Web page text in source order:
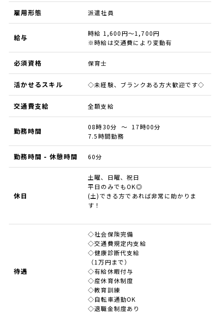
雇用形態 派遣社員
給与
時給 1,600円～1,700円
※時給は交通費により変動有
必須資格 保育士
活かせるスキル ◇未経験、ブランクある方大歓迎です◇
交通費支給 全額支給
勤務時間
08時30分 ～ 17時00分
7.5時間勤務
勤務時間 - 休憩時間 60分
休日
土曜、日曜、祝日
平日のみでもOK◎
(土)できる方であれば非常に助かりま
す！
待遇
◇社会保険完備
◇交通費規定内支給
◇健康診断代支給
（1万円まで）
◇有給休暇付与
◇産休育休制度
◇教育訓練
◇自転車通勤OK
◇退職金制度あり